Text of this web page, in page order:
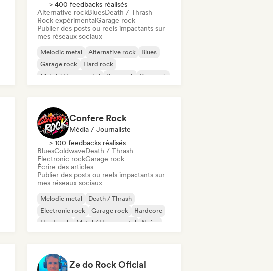
> 400 feedbacks réalisés
Alternative rockBluesDeath / Thrash
Rock expérimentalGarage rock
Publier des posts ou reels impactants sur
mes réseaux sociaux
Melodic metal Alternative rock
Blues
Garage rock
Hard rock
Metal / Heavy metal
Pop punk Pop rock
Confere Rock
Média / Journaliste
> 100 feedbacks réalisés
BluesColdwaveDeath / Thrash
Electronic rockGarage rock
Écrire des articles
Publier des posts ou reels impactants sur
mes réseaux sociaux
Melodic metal
Death / Thrash
Electronic rock
Garage rock
Hardcore
Hard rock
Metal / Heavy metal Noise
Ze do Rock Oficial